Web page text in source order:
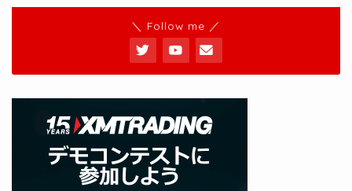
＼ Follow me ／